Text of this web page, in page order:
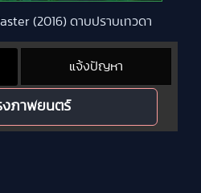
(2016) ดาบปราบเทวดา
แจ้งปัญหา
งภาพยนตร์